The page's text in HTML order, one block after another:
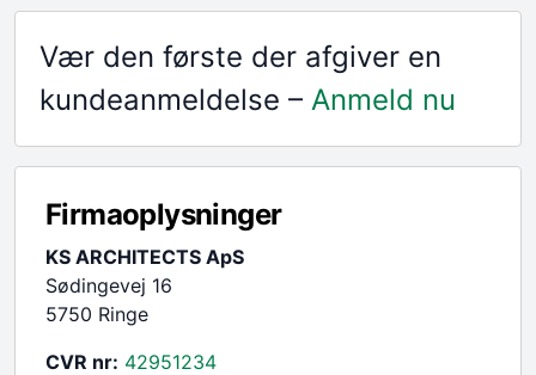
Vær den første der afgiver en
kundeanmeldelse – Anmeld nu
Firmaoplysninger
KS ARCHITECTS ApS
Sødingevej 16
5750 Ringe
CVR nr: 42951234